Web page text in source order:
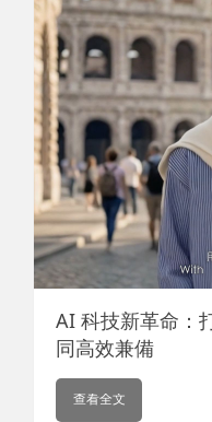
AI 科技新革命：
同高效兼備
查看全文